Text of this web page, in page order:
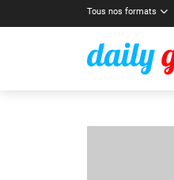
Tous nos formats